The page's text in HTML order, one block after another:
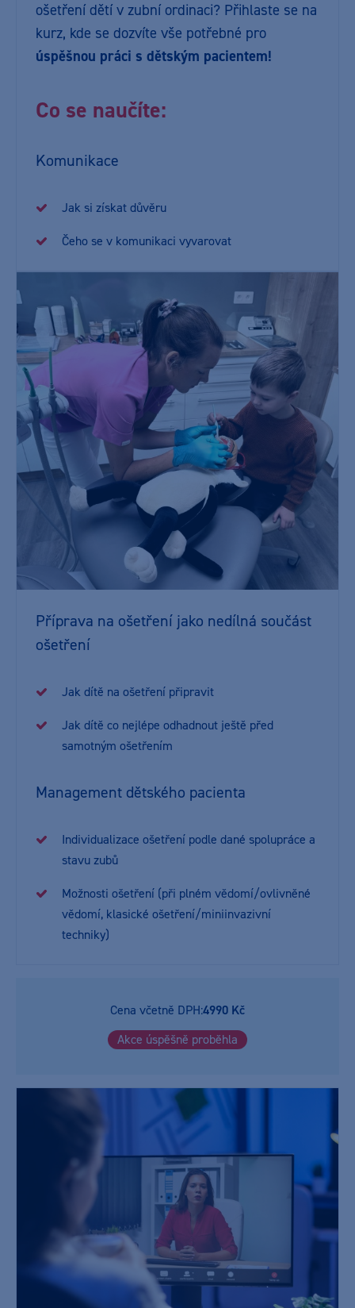
ošetření dětí v zubní ordinaci? Přihlaste se na
kurz, kde se dozvíte vše potřebné pro
úspěšnou práci s dětským pacientem!
Co se naučíte:
Komunikace
Jak si získat důvěru
Čeho se v komunikaci vyvarovat
Příprava na ošetření jako nedílná součást
ošetření
Jak dítě na ošetření připravit
Jak dítě co nejlépe odhadnout ještě před
samotným ošetřením
Management dětského pacienta
Individualizace ošetření podle dané spolupráce a
stavu zubů
Možnosti ošetření (při plném vědomí/ovlivněné
vědomí, klasické ošetření/miniinvazivní
techniky)
Cena včetně DPH:4990 Kč
Akce úspěšně proběhla